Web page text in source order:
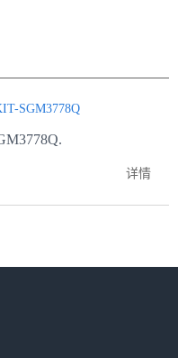
SGM3778Q
详情